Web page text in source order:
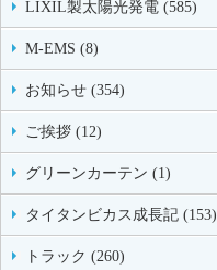
LIXIL製太陽光発電 (585)
M-EMS (8)
お知らせ (354)
ご挨拶 (12)
グリーンカーテン (1)
タイタンビカス成長記 (153)
トラック (260)